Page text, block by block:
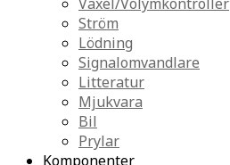
Ström
Lödning
Signalomvandlare
Litteratur
Mjukvara
Bil
Prylar
Komponenter